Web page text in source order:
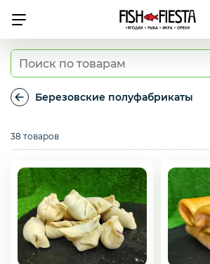
Свежие ягоды и фрукты
Охлажденная рыба
Березовские
Березовские полуфабрикаты
полуфабрикаты
38 товаров